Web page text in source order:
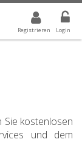
Registrieren Login
ALLE
Sie kostenlosen
und dem